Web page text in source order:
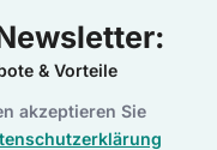
& Vorteile
akzeptieren Sie